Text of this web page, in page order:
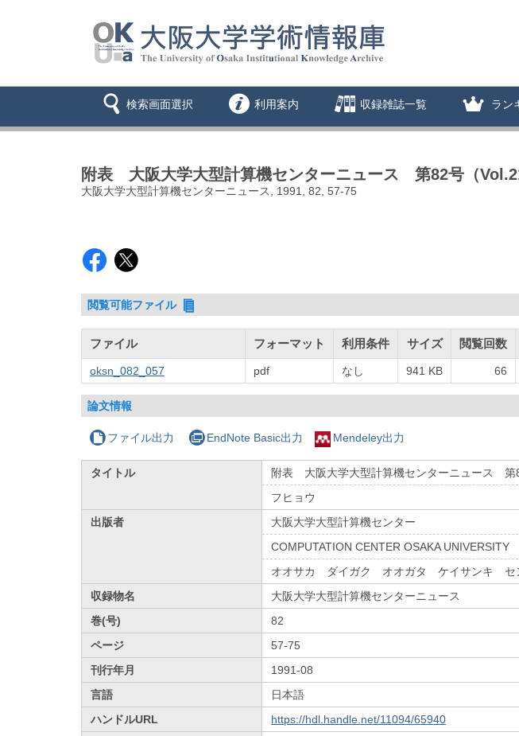
検索画面選択 利用案内 収録雑誌一覧 ラン
附表 大阪大学大型計算機センターニュース 第82号（
大阪大学大型計算機センターニュース, 1991, 82, 57-75
閲覧可能ファイル
ファイル フォーマット 利用条件 サイズ 閲覧回数
oksn_082_057 pdf なし 941 KB 66
論文情報
ファイル出力 EndNote Basic出力 Mendeley出力
タイトル
附表 大阪大学大型計算機センターニュース
フヒョウ
出版者
大阪大学大型計算機センター
COMPUTATION CENTER OSAKA UNIVERSITY
オオサカ ダイガク オオガタ ケイサンキ セ
収録物名
大阪大学大型計算機センターニュース
巻(号)
82
ページ
57-75
刊行年月
1991-08
言語
日本語
ハンドルURL
https://hdl.handle.net/11094/65940